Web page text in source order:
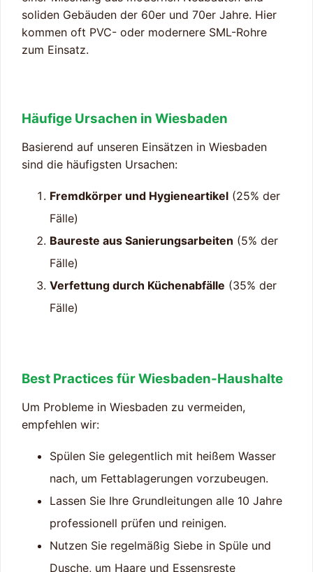
soliden Gebäuden der 60er und 70er Jahre. Hier
kommen oft PVC- oder modernere SML-Rohre
zum Einsatz.
Häufige Ursachen in Wiesbaden
Basierend auf unseren Einsätzen in Wiesbaden
sind die häufigsten Ursachen:
Fremdkörper und Hygieneartikel (25% der
Fälle)
Baureste aus Sanierungsarbeiten (5% der
Fälle)
Verfettung durch Küchenabfälle (35% der
Fälle)
Best Practices für Wiesbaden-Haushalte
Um Probleme in Wiesbaden zu vermeiden,
empfehlen wir:
Spülen Sie gelegentlich mit heißem Wasser
nach, um Fettablagerungen vorzubeugen.
Lassen Sie Ihre Grundleitungen alle 10 Jahre
professionell prüfen und reinigen.
Nutzen Sie regelmäßig Siebe in Spüle und
Dusche, um Haare und Essensreste